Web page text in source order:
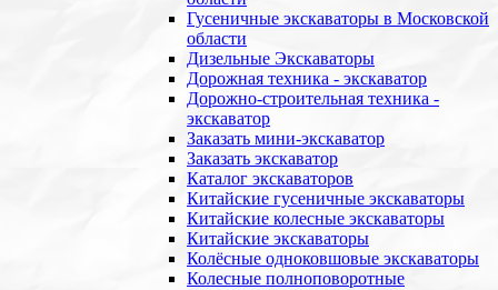
Гусеничные экскаваторы в Московской
области
Дизельные Экскаваторы
Дорожная техника - экскаватор
Дорожно-строительная техника -
экскаватор
Заказать мини-экскаватор
Заказать экскаватор
Каталог экскаваторов
Китайские гусеничные экскаваторы
Китайские колесные экскаваторы
Китайские экскаваторы
Колёсные одноковшовые экскаваторы
Колесные полноповоротные